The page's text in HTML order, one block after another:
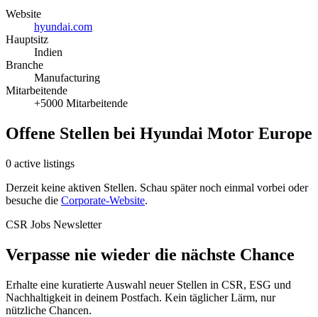
Website
hyundai.com
Hauptsitz
Indien
Branche
Manufacturing
Mitarbeitende
+5000 Mitarbeitende
Offene Stellen bei Hyundai Motor Europe
0 active listings
Derzeit keine aktiven Stellen. Schau später noch einmal vorbei oder
besuche die Corporate-Website.
CSR Jobs Newsletter
Verpasse nie wieder die nächste Chance
Erhalte eine kuratierte Auswahl neuer Stellen in CSR, ESG und
Nachhaltigkeit in deinem Postfach. Kein täglicher Lärm, nur
nützliche Chancen.